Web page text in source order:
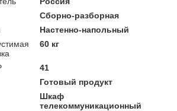
Сборно-разборная
Настенно-напольный
60 кг
41
Готовый продукт
Шкаф
телекоммуникационный